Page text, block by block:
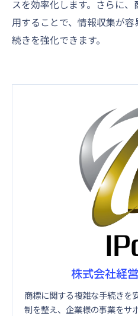
スを効率化します。さらに
用することで、情報収集が
続きを強化できます。
株式会社経
商標に関する複雑な手続きを
制を整え、企業様の事業をサ